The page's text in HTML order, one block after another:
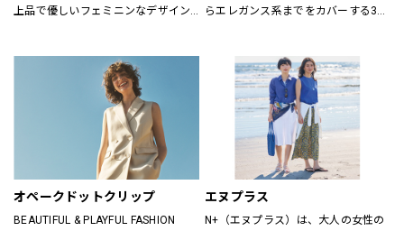
上品で優しいフェミニンなデザイン
ニットだから、ひたすら心地いい靴
「steppi（ステッピ）」
公式オンラインストア「ONWARD
CROSSET」でお選びいただいた商品
を取り寄せて、店舗にてご試着、ご
購入いただける「クリック&トライ」
も対応しております。
らエレガンス系までをカバーする3ブ
り小物品まで取り揃え、ファッショ
ンをトータルで提案しています。
オペークドットクリップ
BEAUTIFUL & PLAYFUL FASHION
エヌプラス
N+（エヌプラス）は、大人の女性の